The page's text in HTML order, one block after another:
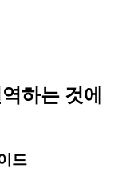
하는 것에
드